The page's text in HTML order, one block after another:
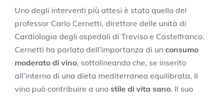
Uno degli interventi più attesi è stato quello del
professor Carlo Cernetti, direttore delle unità di
Cardiologia degli ospedali di Treviso e Castelfranco.
Cernetti ha parlato dell’importanza di un consumo
moderato di vino, sottolineando che, se inserito
all’interno di una dieta mediterranea equilibrata, il
vino può contribuire a uno stile di vita sano. Il suo